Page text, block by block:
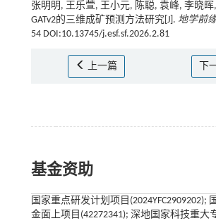
张明明, 王乐萱, 王小元, 陈聪, 袁峰, 李晓
GATv2的三维成矿预测方法研究[J]. 地学前
54 DOI:10.13745/j.esf.sf.2026.2.81
上一篇 下
基金资助
国家重点研发计划项目(2024YFC2909202);
金面上项目(42272341); 深地国家科技重大